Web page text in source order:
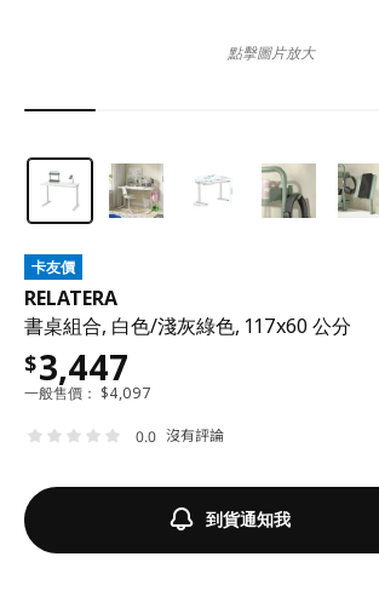
卡友價
RELATERA
書桌組合, 白色/淺灰綠色, 117x60 公分
$3,447
一般售價： $4,097
0.0 沒有評論
到貨通知我
點擊圖片放大